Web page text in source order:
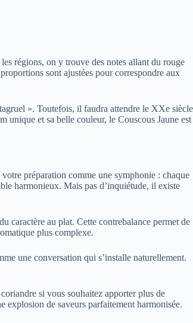
régions, on y trouve des notes allant du rouge
sont ajustées pour correspondre aux
». Toutefois, il faudra attendre le XXe siècle
unique et sa belle couleur, le Couscous Jaune est
préparation comme une symphonie : chaque
harmonieux. Mais pas d’inquiétude, il existe
caractère au plat. Cette contrebalance permet de
plus complexe.
une conversation qui s’installe naturellement.
si vous souhaitez apporter plus de
explosion de saveurs parfaitement harmonisée.